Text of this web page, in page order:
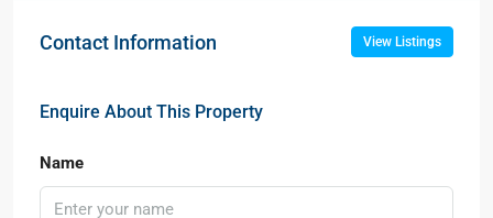
Contact Information View Listings
Enquire About This Property
Name